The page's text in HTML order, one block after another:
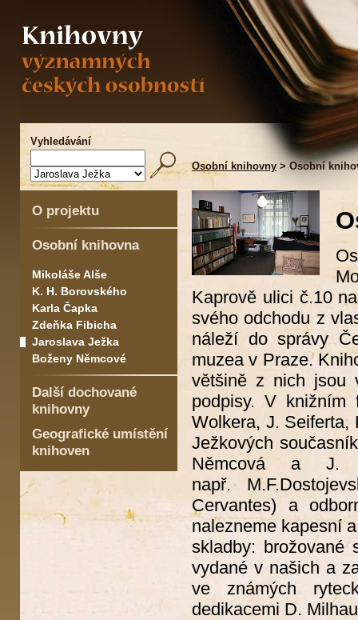
Vyhledávání
Osobní knihovny > Osobní
O projektu
Osobní knihovna
Mikoláše Alše
K. H. Borovského
Karla Čapka
Zdeňka Fibicha
Jaroslava Ježka
Boženy Němcové
Další dochované
knihovny
Geografické umístění
knihoven
Kaprově ulici č.10
svého odchodu z
náleží do správy
muzea v Praze.
většině z nich jsou
podpisy. V knižním
Wolkera, J. Seiferta,
Ježkových
Němcová a J.
např.
Cervantes) a
nalezneme kapesní
skladby: brožované
vydané v našich a
ve známých
dedikacemi D.